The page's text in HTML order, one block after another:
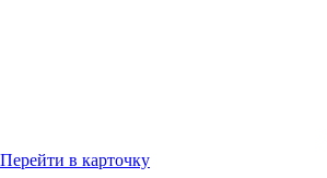
Перейти в карточку